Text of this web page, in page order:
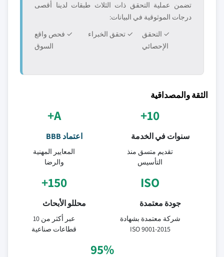
تضمن عملية التحقق ذات الثلاث طبقات لدينا أقصى
درجات الموثوقية في البيانات:
✓ التحقق
الإحصائي
✓ تحقق الخبراء
✓ فحص واقع
السوق
الثقة والمصداقية
10+
سنوات في الخدمة
تقديم متسق منذ
التأسيس
A+
اعتماد BBB
المعايير المهنية
والرضا
ISO
جودة معتمدة
شركة معتمدة بشهادة
ISO 9001-2015
150+
محللو الأبحاث
عبر أكثر من 10
قطاعات صناعية
95%